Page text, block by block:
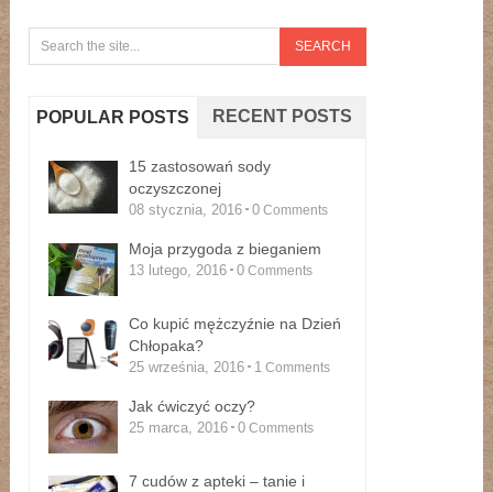
POPULAR POSTS RECENT POSTS
15 zastosowań sody
oczyszczonej
08 stycznia, 2016 0 Comments
Moja przygoda z bieganiem
13 lutego, 2016 0 Comments
Co kupić mężczyźnie na Dzień
Chłopaka?
25 września, 2016 1 Comments
Jak ćwiczyć oczy?
25 marca, 2016 0 Comments
7 cudów z apteki – tanie i